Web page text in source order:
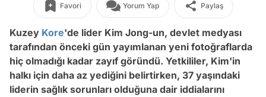
Favori Yorum Yap Paylaş
Kuzey Kore'de lider Kim Jong-un, devlet medyası
tarafından önceki gün yayımlanan yeni fotoğraflarda
hiç olmadığı kadar zayıf göründü. Yetkililer, Kim'in
halkı için daha az yediğini belirtirken, 37 yaşındaki
liderin sağlık sorunları olduğuna dair iddialarını